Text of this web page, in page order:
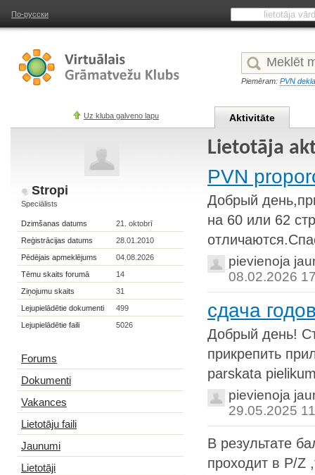
По-русски
Piemēram: PVN
Uz kluba galveno lapu Aktivitāte
Stropi
Speciālists
Dzimšanas datums
21. oktobrī
Reģistrācijas datums
28.01.2010
Pēdējais apmeklējums
04.08.2026
Tēmu skaits forumā
14
Ziņojumu skaits
31
Lejupielādētie dokumenti
499
Lejupielādētie faili
5026
Forums
Dokumenti
Vakances
Lietotāju faili
Jaunumi
Lietotāji
Lietotāja
PVN
Добрый
на 60 или 62
pievienoja
08.02.2026
сдача
Добрый день!
прикрепить
parskata
pievienoja
29.05.2025
В результате
проходит в P/Z